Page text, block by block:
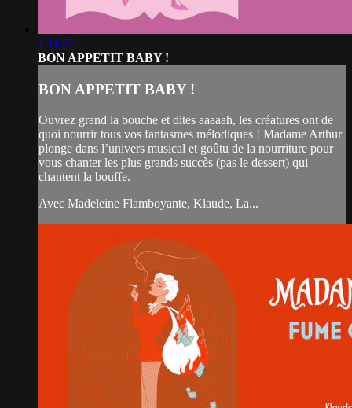
1:11:27
BON APPETIT BABY !
BON APPETIT BABY !
Ouvrez grand la bouche et dites aaaaah, les créatures ont de
quoi nourrir tous vos fantasmes mélodiques ! Madame Arthur
plonge dans l’univers musical et goûtu de la nourriture pour
vous chanter les plus grands succès (pas le dessert) qui
chantent la bouffe.
Avec Madeleine Flamboyante, Klaude, La...